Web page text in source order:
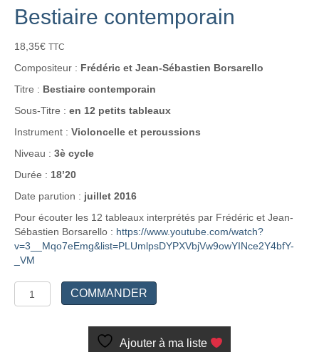
Bestiaire contemporain
18,35€ TTC
Compositeur : Frédéric et Jean-Sébastien Borsarello
Titre : Bestiaire contemporain
Sous-Titre : en 12 petits tableaux
Instrument : Violoncelle et percussions
Niveau : 3è cycle
Durée : 18’20
Date parution : juillet 2016
Pour écouter les 12 tableaux interprétés par Frédéric et Jean-
Sébastien Borsarello : https://www.youtube.com/watch?
v=3__Mqo7eEmg&list=PLUmlpsDYPXVbjVw9owYINce2Y4bfY-
_VM
quantité
de
COMMANDER
Ajouter à ma liste